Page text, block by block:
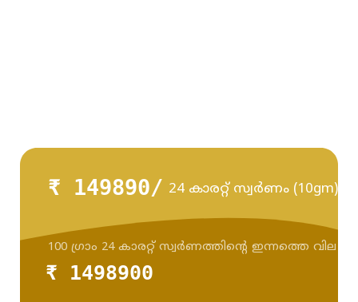
₹ 149890/ 24 കാരറ്റ് സ്വർണം (10gm)
₹ 1498900
100 ഗ്രാം 24 കാരറ്റ് സ്വർണത്തിന്റെ ഇന്നത്തെ വില